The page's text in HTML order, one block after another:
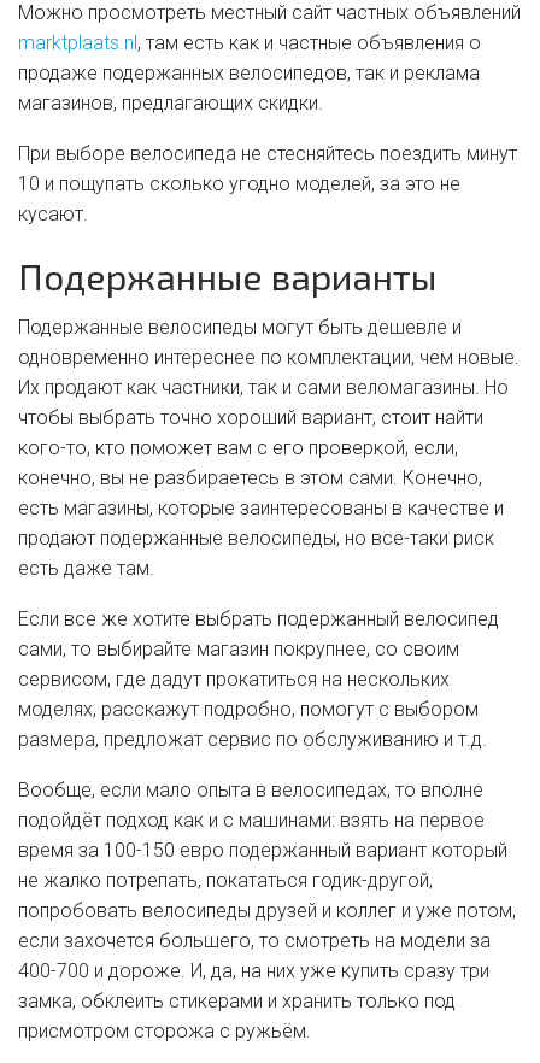
Можно просмотреть местный сайт частных объявлений
marktplaats.nl , там есть как и частные объявления о
продаже подержанных велосипедов, так и реклама
магазинов, предлагающих скидки.
При выборе велосипеда не стесняйтесь поездить минут
10 и пощупать сколько угодно моделей, за это не
кусают.
Подержанные варианты
Подержанные велосипеды могут быть дешевле и
одновременно интереснее по комплектации, чем новые.
Их продают как частники, так и сами веломагазины. Но
чтобы выбрать точно хороший вариант, стоит найти
кого-то, кто поможет вам с его проверкой, если,
конечно, вы не разбираетесь в этом сами. Конечно,
есть магазины, которые заинтересованы в качестве и
продают подержанные велосипеды, но все-таки риск
есть даже там.
Если все же хотите выбрать подержанный велосипед
сами, то выбирайте магазин покрупнее, со своим
сервисом, где дадут прокатиться на нескольких
моделях, расскажут подробно, помогут с выбором
размера, предложат сервис по обслуживанию и т.д.
Вообще, если мало опыта в велосипедах, то вполне
подойдёт подход как и с машинами: взять на первое
время за 100-150 евро подержанный вариант который
не жалко потрепать, покататься годик-другой,
попробовать велосипеды друзей и коллег и уже потом,
если захочется большего, то смотреть на модели за
400-700 и дороже. И, да, на них уже купить сразу три
замка, обклеить стикерами и хранить только под
присмотром сторожа с ружьём.